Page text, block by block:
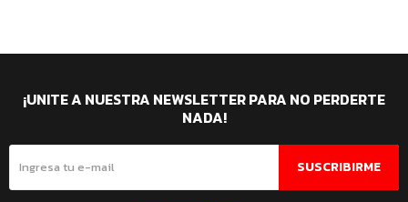
¡UNITE A NUESTRA NEWSLETTER PARA NO PERDERTE
NADA!
SUSCRIBIRME